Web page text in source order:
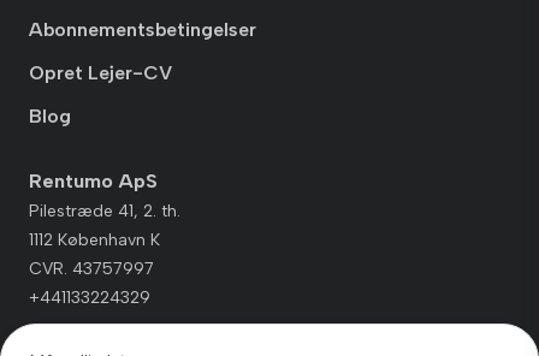
Abonnementsbetingelser
Opret Lejer-CV
Blog
Rentumo ApS
Pilestræde 41, 2. th.
1112 København K
CVR. 43757997
+441133224329